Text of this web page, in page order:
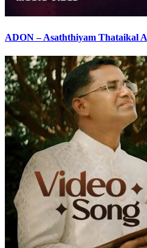
ADON – Asaththiyam Thataikal